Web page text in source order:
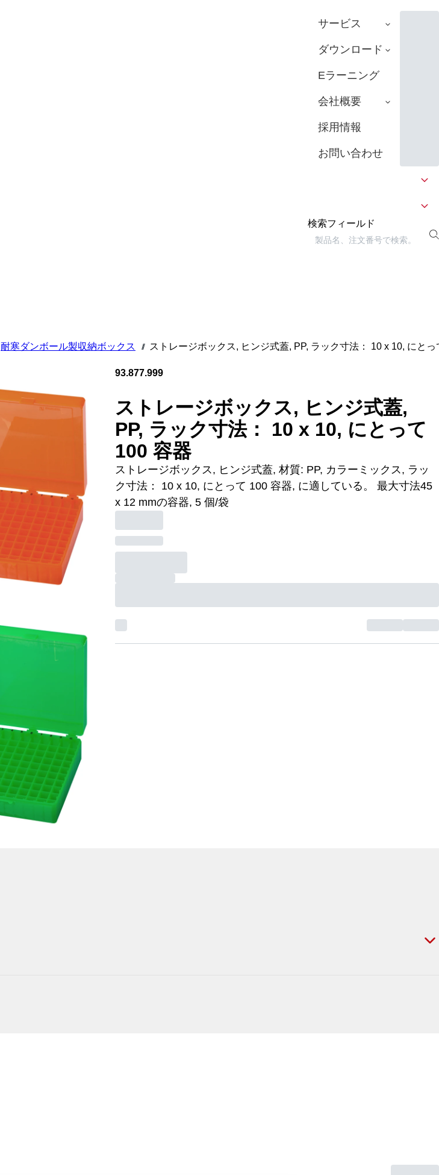
サービス
ダウンロード
Eラーニング
会社概要
採用情報
お問い合わせ
検索フィールド
耐寒ダンボール製収納ボックス /// ストレージボックス, ヒンジ式蓋, PP, ラック寸法： 10 x 10, にと
93.877.999
ストレージボックス, ヒンジ式蓋,
PP, ラック寸法： 10 x 10, にとって
100 容器
ストレージボックス, ヒンジ式蓋, 材質: PP, カラーミックス, ラッ
ク寸法： 10 x 10, にとって 100 容器, に適している。 最大寸法45
x 12 mmの容器, 5 個/袋